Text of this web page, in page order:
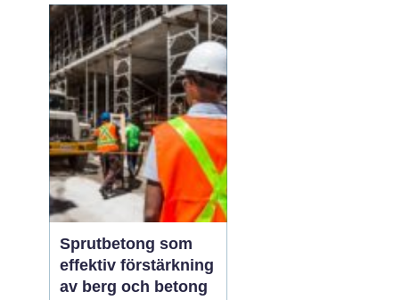
mejl till webben behövs
verktyg som är lätta att
förstå, fungerar dygnet
runt och minskar risken
för dubbelbokningar...
Sprutbetong som
effektiv förstärkning
av berg och betong